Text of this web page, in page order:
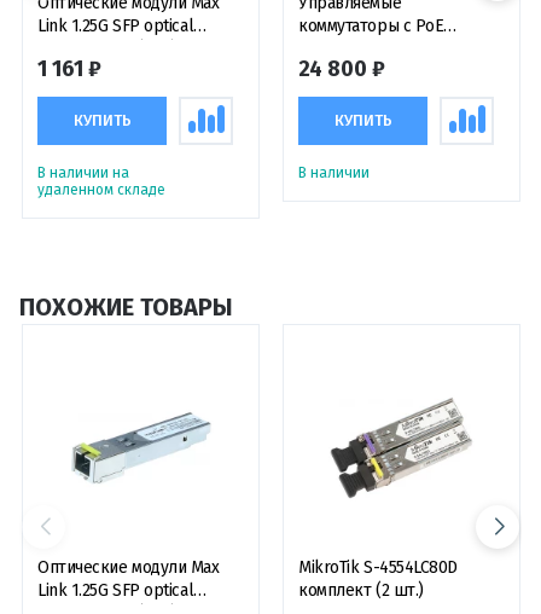
Link 1.25G SFP optical
1310/Rx1550nm, 20KM, 1x
SC connector, DDM,
оптический модуль
1 161 ₽
КУПИТЬ
В наличии на
удаленном складе
коммутаторы с PoE
Switch CRS112-8P-4S-IN,
коммутатор с функциями
маршрутизатора
24 800 ₽
КУПИТЬ
В наличии
ПОХОЖИЕ ТОВАРЫ
Оптические модули Max
Link 1.25G SFP optical
MikroTik S-4554LC80D
комплект (2 шт.)